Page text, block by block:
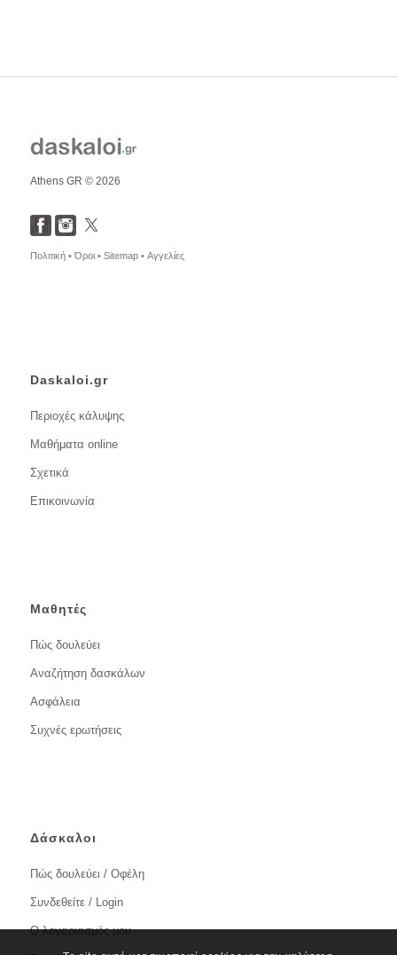
Athens GR © 2026
Πολιτική •Όροι • Sitemap • Αγγελίες
Daskaloi.gr
Περιοχές κάλυψης
Μαθήματα online
Σχετικά
Επικοινωνία
Μαθητές
Πώς δουλεύει
Αναζήτηση δασκάλων
Ασφάλεια
Συχνές ερωτήσεις
Δάσκαλοι
Πώς δουλεύει / Οφέλη
Συνδεθείτε / Login
Ο λογαριασμός μου